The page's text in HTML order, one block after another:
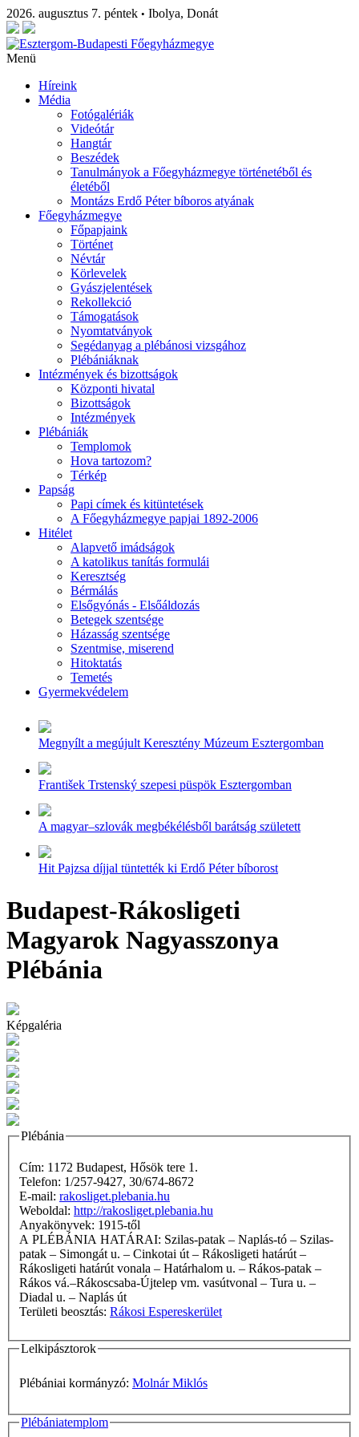
2026. augusztus 7. péntek • Ibolya, Donát
Menü
Híreink
Média
Fotógalériák
Videótár
Hangtár
Beszédek
Tanulmányok a Főegyházmegye történetéből és
életéből
Montázs Erdő Péter bíboros atyának
Főegyházmegye
Főpapjaink
Történet
Névtár
Körlevelek
Gyászjelentések
Rekollekció
Támogatások
Nyomtatványok
Segédanyag a plébánosi vizsgához
Plébániáknak
Intézmények és bizottságok
Központi hivatal
Bizottságok
Intézmények
Plébániák
Templomok
Hova tartozom?
Térkép
Papság
Papi címek és kitüntetések
A Főegyházmegye papjai 1892-2006
Hitélet
Alapvető imádságok
A katolikus tanítás formulái
Keresztség
Bérmálás
Elsőgyónás - Elsőáldozás
Betegek szentsége
Házasság szentsége
Szentmise, miserend
Hitoktatás
Temetés
Gyermekvédelem
Megnyílt a megújult Keresztény Múzeum Esztergomban
František Trstenský szepesi püspök Esztergomban
A magyar–szlovák megbékélésből barátság született
Hit Pajzsa díjjal tüntették ki Erdő Péter bíborost
Budapest-Rákosligeti
Magyarok Nagyasszonya
Plébánia
Képgaléria
Plébánia
Cím: 1172 Budapest, Hősök tere 1.
Telefon: 1/257-9427, 30/674-8672
E-mail: rakosliget.plebania.hu
Weboldal: http://rakosliget.plebania.hu
Anyakönyvek: 1915-től
A PLÉBÁNIA HATÁRAI: Szilas-patak – Naplás-tó – Szilas-
patak – Simongát u. – Cinkotai út – Rákosligeti határút –
Rákosligeti határút vonala – Határhalom u. – Rákos-patak –
Rákos vá.–Rákoscsaba-Újtelep vm. vasútvonal – Tura u. –
Diadal u. – Naplás út
Területi beosztás: Rákosi Espereskerület
Lelkipásztorok
Plébániai kormányzó: Molnár Miklós
Plébániatemplom